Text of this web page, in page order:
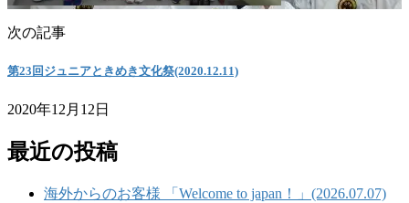
次の記事
第23回ジュニアときめき文化祭(2020.12.11)
2020年12月12日
最近の投稿
海外からのお客様 「Welcome to japan！」(2026.07.07)